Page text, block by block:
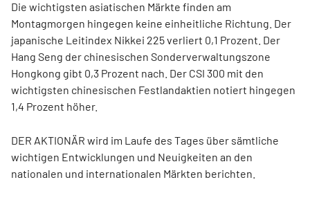
Die wichtigsten asiatischen Märkte finden am
Montagmorgen hingegen keine einheitliche Richtung. Der
japanische Leitindex Nikkei 225 verliert 0,1 Prozent. Der
Hang Seng der chinesischen Sonderverwaltungszone
Hongkong gibt 0,3 Prozent nach. Der CSI 300 mit den
wichtigsten chinesischen Festlandaktien notiert hingegen
1,4 Prozent höher.
DER AKTIONÄR wird im Laufe des Tages über sämtliche
wichtigen Entwicklungen und Neuigkeiten an den
nationalen und internationalen Märkten berichten.